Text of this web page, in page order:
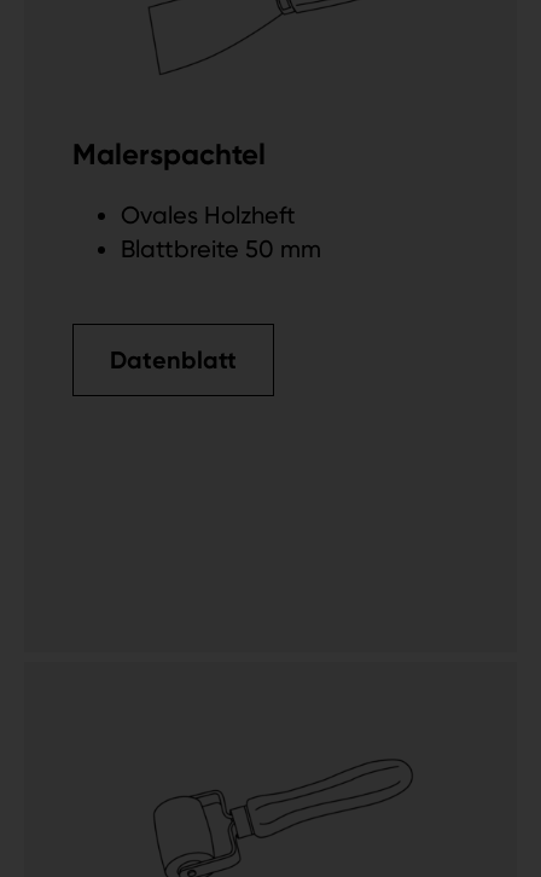
Malerspachtel
Ovales Holzheft
Blattbreite 50 mm
Datenblatt